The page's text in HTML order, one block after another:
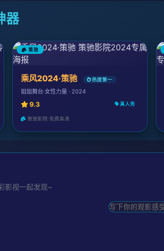
器
策驰
乘风2024·策驰 热度第一
姐姐舞台·女性力量 · 2024
9.3 真人秀
策驰影院·免费高清
影视一起发现~